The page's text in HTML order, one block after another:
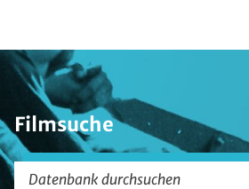
Filmsuche
Datenbank
durchsuchen